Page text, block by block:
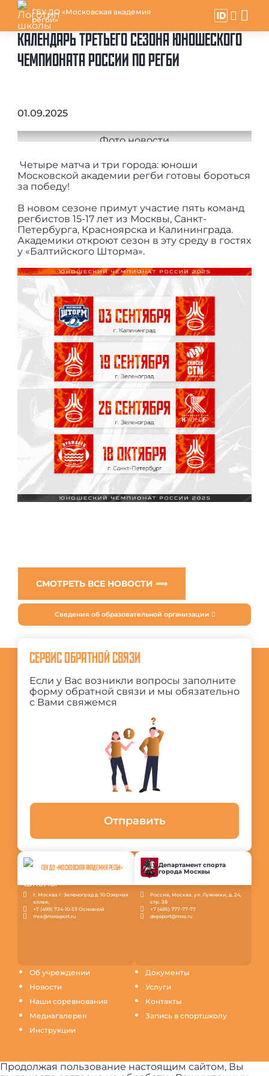
ГБУ ДО «Московская академия
регби»
КАЛЕНДАРЬ ТРЕТЬЕГО СЕЗОНА ЮНОШЕСКОГО
ЧЕМПИОНАТА РОССИИ ПО РЕГБИ
01.09.2025
Четыре матча и три города: юноши
Московской академии регби готовы бороться
за победу!
В новом сезоне примут участие пять команд
регбистов 15-17 лет из Москвы, Санкт-
Петербурга, Красноярска и Калининграда.
Академики откроют сезон в эту среду в гостях
у «Балтийского Шторма».
СМОТРЕТЬ ВСЕ НОВОСТИ ⟹
Сведения об образовательной организации
Об учреждении
Новости
Наши соревнования
Медиагалерея
Инструкции
Документы
Услуги
Контакты
Запись в спортшколу
СЕРВИС ОБРАТНОЙ СВЯЗИ
Если у Вас возникли вопросы заполните
форму обратной связи и мы обязательно
с Вами свяжемся
Отправить
ГБУ ДО «МОСКОВСКАЯ АКАДЕМИЯ РЕГБИ»
г. Москва г. Зеленоград д. 10 Озерная
аллея;
+7 (499) 734-10-53 Основной
mra@mossport.ru
Департамент спорта
города Москвы
Россия, Москва, ул. Лужники, д. 24,
стр. 38
+7 (495) 777-77-77
depsport@mos.ru
Продолжая пользование настоящим сайтом, Вы